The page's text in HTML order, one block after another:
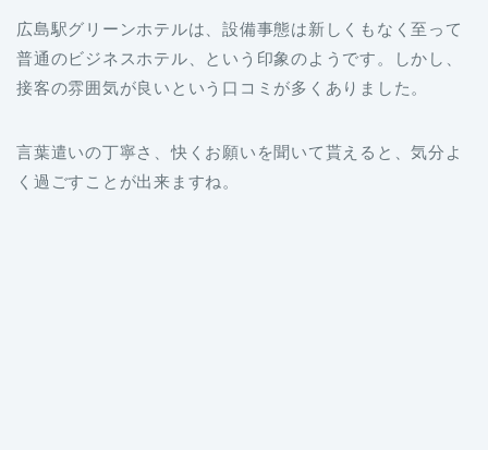
広島駅グリーンホテルは、設備事態は新しくもなく至って
普通のビジネスホテル、という印象のようです。しかし、
接客の雰囲気が良いという口コミが多くありました。
言葉遣いの丁寧さ、快くお願いを聞いて貰えると、気分よ
く過ごすことが出来ますね。